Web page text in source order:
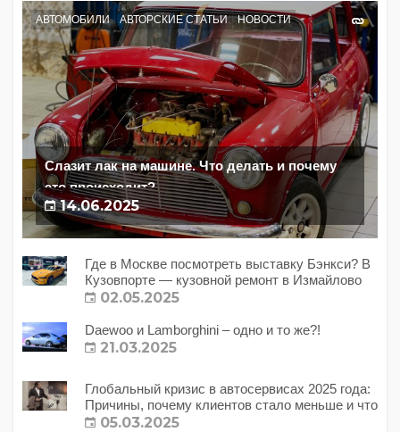
АВТОМОБИЛИ АВТОРСКИЕ СТАТЬИ НОВОСТИ
Слазит лак на машине. Что делать и почему
это происходит?
14.06.2025
Где в Москве посмотреть выставку Бэнкси? В
Кузовпорте — кузовной ремонт в Измайлово
02.05.2025
Daewoo и Lamborghini – одно и то же?!
21.03.2025
Глобальный кризис в автосервисах 2025 года:
Причины, почему клиентов стало меньше и что
с этим делать?
05.03.2025